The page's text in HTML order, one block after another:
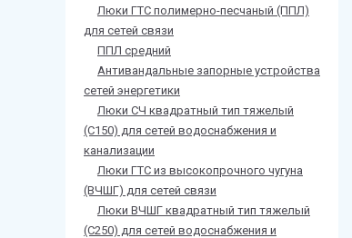
Люки ГТС полимерно-песчаный (ППЛ)
для сетей связи
ППЛ средний
Антивандальные запорные устройства
сетей энергетики
Люки СЧ квадратный тип тяжелый
(С150) для сетей водоснабжения и
канализации
Люки ГТС из высокопрочного чугуна
(ВЧШГ) для сетей связи
Люки ВЧШГ квадратный тип тяжелый
(С250) для сетей водоснабжения и